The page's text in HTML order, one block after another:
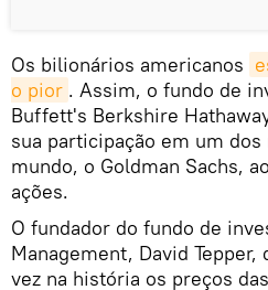
Os bilionários americanos
o pior . Assim, o fundo de
Buffett's Berkshire
sua participação em um
mundo, o Goldman Sachs,
ações.
O fundador do fundo de
Management, David Tepper,
vez na história os preços